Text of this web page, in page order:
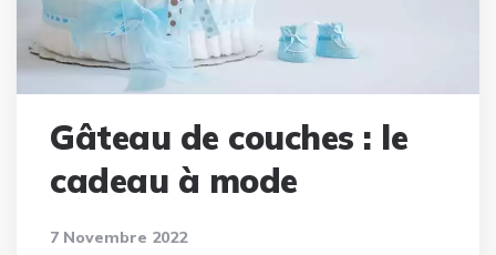
Gâteau de couches : le
cadeau à mode
7 Novembre 2022